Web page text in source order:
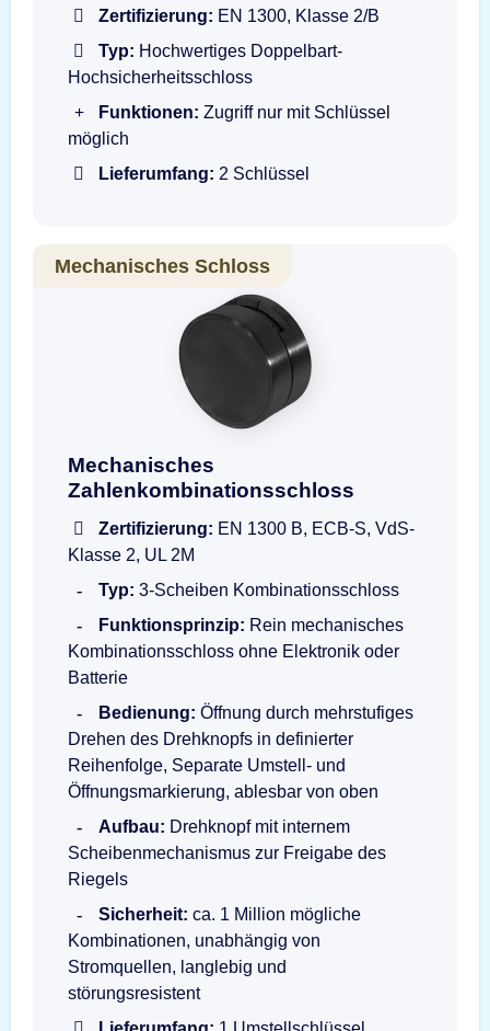
Zertifizierung: EN 1300, Klasse 2/B
Typ: Hochwertiges Doppelbart-
Hochsicherheitsschloss
Funktionen: Zugriff nur mit Schlüssel
möglich
Lieferumfang: 2 Schlüssel
Mechanisches Schloss
Drehknopfgarnitur LG3390 1730 B
Mechanisches
Zahlenkombinationsschloss
Zertifizierung: EN 1300 B, ECB-S, VdS-
Klasse 2, UL 2M
Typ: 3-Scheiben Kombinationsschloss
Funktionsprinzip: Rein mechanisches
Kombinationsschloss ohne Elektronik oder
Batterie
Bedienung: Öffnung durch mehrstufiges
Drehen des Drehknopfs in definierter
Reihenfolge, Separate Umstell- und
Öffnungsmarkierung, ablesbar von oben
Aufbau: Drehknopf mit internem
Scheibenmechanismus zur Freigabe des
Riegels
Sicherheit: ca. 1 Million mögliche
Kombinationen, unabhängig von
Stromquellen, langlebig und
störungsresistent